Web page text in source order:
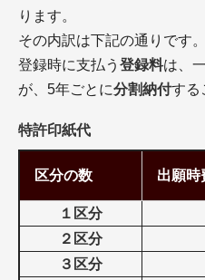
ります。
その内訳は下記の通りです。
登録時に支払う 登録料は、
が、5年ごとに分割納付する
特許印紙代
区分の数 出願時
１区分
２区分
３区分